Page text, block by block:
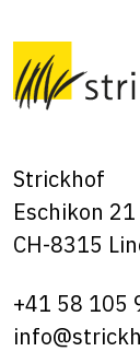
Strickhof
Eschikon 21
CH-8315
+41 58 105